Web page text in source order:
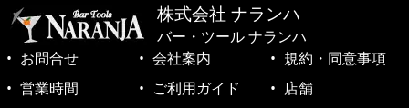
株式会社 ナランハ
バー・ツール ナランハ
お問合せ
会社案内
規約・同意事項
営業時間
ご利用ガイド 店舗